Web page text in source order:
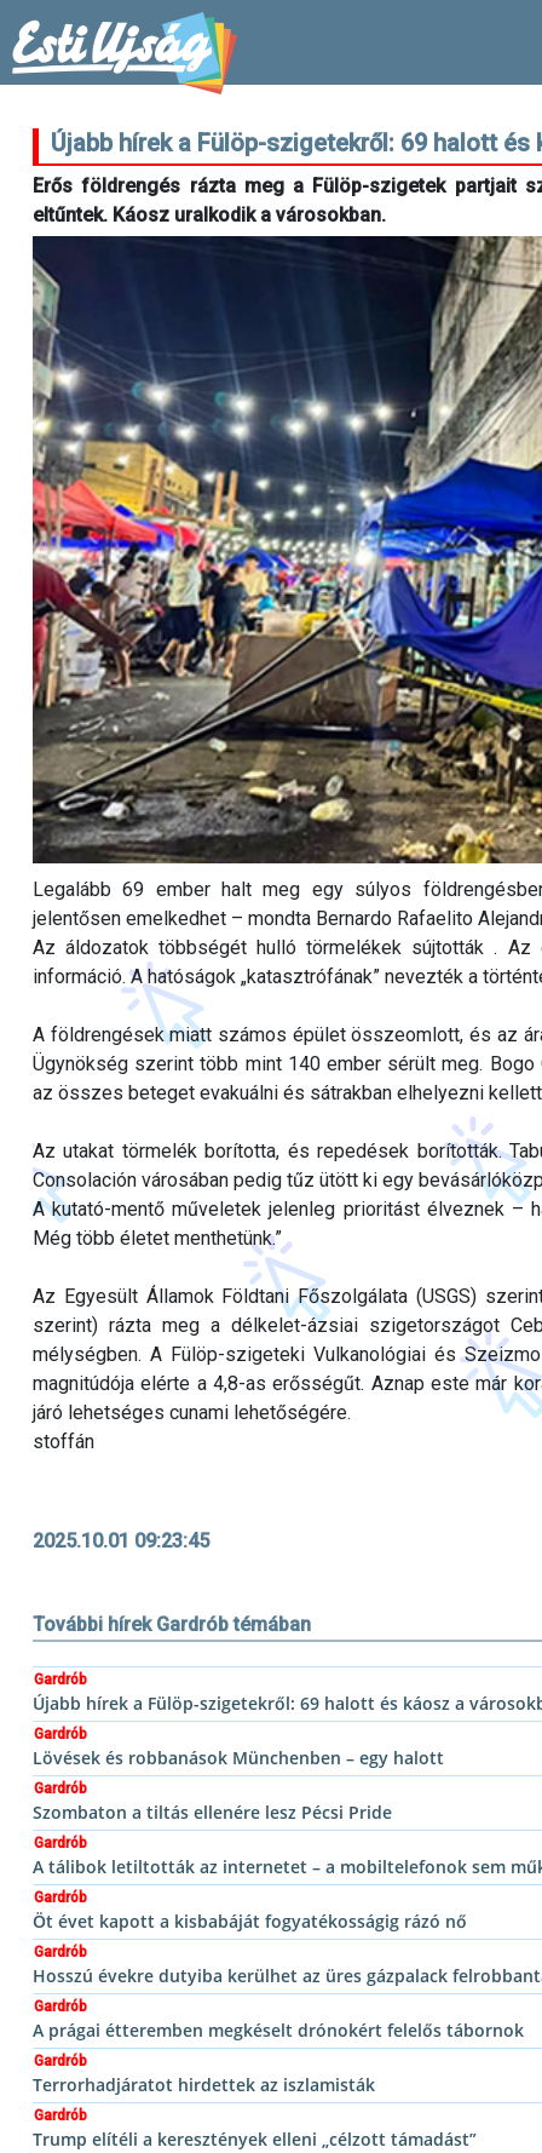
Újabb hírek a Fülöp-szigetekről: 69 halott és
Erős földrengés rázta meg a Fülöp-szigetek partjait
eltűntek. Káosz uralkodik a városokban.
Legalább 69 ember halt meg egy súlyos
jelentősen emelkedhet – mondta Bernardo Rafaelito
Az áldozatok többségét hulló törmelékek sújtották .
információ. A hatóságok „katasztrófának” nevezték a
A földrengések miatt számos épület összeomlott, és az
Ügynökség szerint több mint 140 ember sérült meg.
az összes beteget evakuálni és sátrakban elhelyezni
Az utakat törmelék borította, és repedések borították.
Consolación városában pedig tűz ütött ki egy
A kutató-mentő műveletek jelenleg prioritást élveznek –
Még több életet menthetünk.”
Az Egyesült Államok Földtani Főszolgálata (USGS)
szerint) rázta meg a délkelet-ázsiai szigetországot
mélységben. A Fülöp-szigeteki Vulkanológiai és
magnitúdója elérte a 4,8-as erősségűt. Aznap este már
járó lehetséges cunami lehetőségére.
stoffán
2025.10.01 09:23:45
További hírek Gardrób témában
Gardrób
Újabb hírek a Fülöp-szigetekről: 69 halott és káosz a
Gardrób
Lövések és robbanások Münchenben – egy halott
Gardrób
Szombaton a tiltás ellenére lesz Pécsi Pride
Gardrób
A tálibok letiltották az internetet – a mobiltelefonok sem
Gardrób
Öt évet kapott a kisbabáját fogyatékosságig rázó nő
Gardrób
Hosszú évekre dutyiba kerülhet az üres gázpalack
Gardrób
A prágai étteremben megkéselt drónokért felelős tábornok
Gardrób
Terrorhadjáratot hirdettek az iszlamisták
Gardrób
Trump elítéli a keresztények elleni „célzott támadást”